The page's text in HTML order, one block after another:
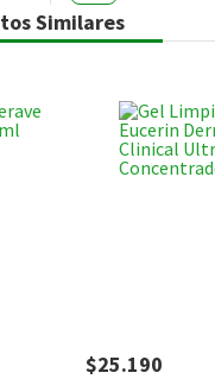
Similares
$25.190